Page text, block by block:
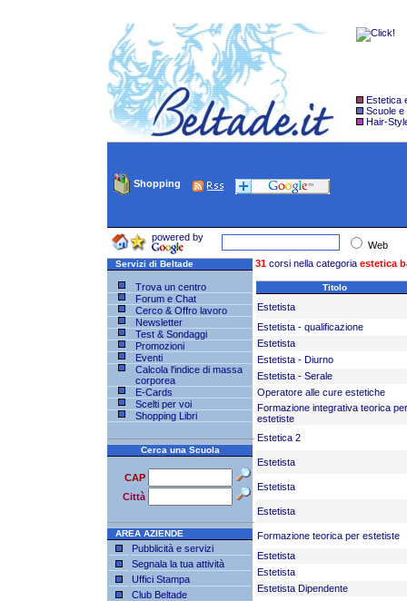
Estetica
Scuole e
Hair-
Shopping
powered by
Web
Servizi di Beltade
Trova un centro
Forum e Chat
Cerco & Offro lavoro
Newsletter
Test & Sondaggi
Promozioni
Eventi
Calcola l'indice di massa
corporea
E-Cards
Scelti per voi
Shopping Libri
Cerca una Scuola
CAP
Città
AREA AZIENDE
Pubblicità e servizi
Segnala la tua attività
Uffici Stampa
Club Beltade
31 corsi nella categoria estetica
Titolo
Estetista
Estetista - qualificazione
Estetista
Estetista - Diurno
Estetista - Serale
Operatore alle cure estetiche
Formazione integrativa teorica per
estetiste
Estetica 2
Estetista
Estetista
Estetista
Formazione teorica per estetiste
Estetista
Estetista
Estetista Dipendente